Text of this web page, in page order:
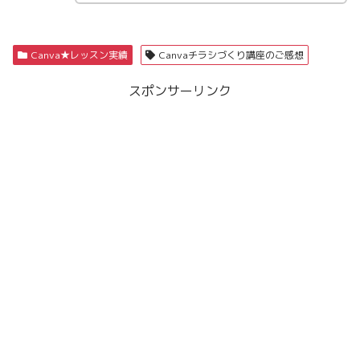
Canva★レッスン実績 Canvaチラシづくり講座のご感想
スポンサーリンク